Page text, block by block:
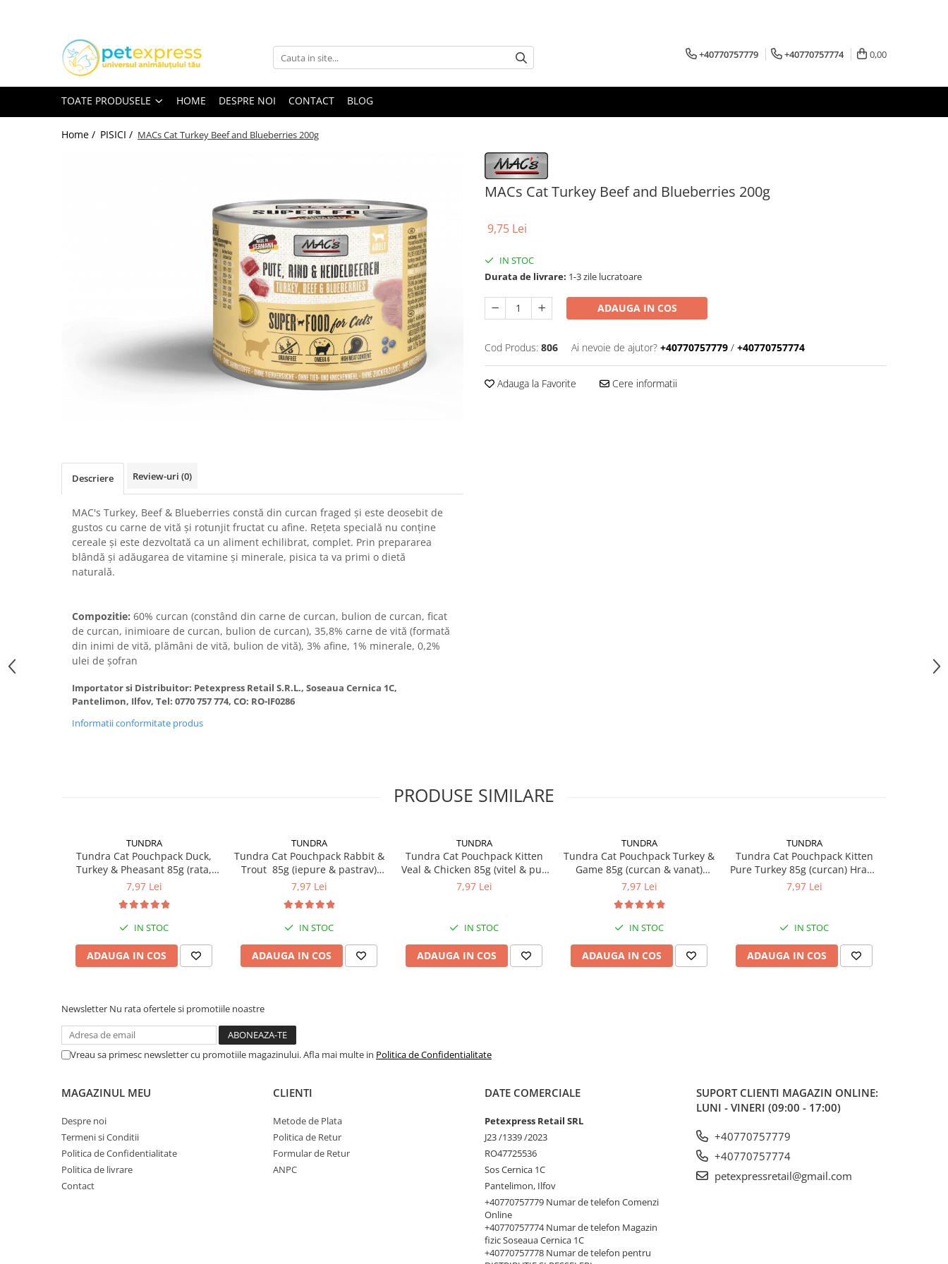
Toate Produsele
Diete
HRANA UMEDA
RECOMPENSE
SUPLIMENTE
PASARI EXOTICE
Donatii hrana
petexpress PLUS+
VANZARE RAPIDA
+40770757779 +40770757774 0,00
TOATE PRODUSELE HOME DESPRE NOI CONTACT BLOG
Home / PISICI / MACs Cat Turkey Beef and Blueberries 200g
MACs Cat Turkey Beef and Blueberries 200g
9,75 Lei
IN STOC
Durata de livrare: 1-3 zile lucratoare
ADAUGA IN COS
Cod Produs: 806 Ai nevoie de ajutor? +40770757779 / +40770757774
Adauga la Favorite Cere informatii
Descriere Review-uri (0)
MAC's Turkey, Beef & Blueberries constă din curcan fraged și este deosebit de
gustos cu carne de vită și rotunjit fructat cu afine. Rețeta specială nu conține
cereale și este dezvoltată ca un aliment echilibrat, complet. Prin prepararea
blândă și adăugarea de vitamine și minerale, pisica ta va primi o dietă
naturală.
Compozitie: 60% curcan (constând din carne de curcan, bulion de curcan, ficat
de curcan, inimioare de curcan, bulion de curcan), 35,8% carne de vită (formată
din inimi de vită, plămâni de vită, bulion de vită), 3% afine, 1% minerale, 0,2%
ulei de șofran
Importator si Distribuitor: Petexpress Retail S.R.L., Soseaua Cernica 1C,
Pantelimon, Ilfov, Tel: 0770 757 774, CO: RO-IF0286
Informatii conformitate produs
PRODUSE SIMILARE
TUNDRA
Tundra Cat Pouchpack Duck,
Turkey & Pheasant 85g (rata,
curcan & fazan) Hrana Umeda
7,97 Lei
IN STOC
ADAUGA IN COS
TUNDRA
Tundra Cat Pouchpack Rabbit &
Trout 85g (iepure & pastrav)
Hrana Umeda Pisici
7,97 Lei
IN STOC
ADAUGA IN COS
TUNDRA
Tundra Cat Pouchpack Kitten
Veal & Chicken 85g (vitel & pui)
Hrana Umeda Pisici
7,97 Lei
IN STOC
ADAUGA IN COS
TUNDRA
Tundra Cat Pouchpack Turkey &
Game 85g (curcan & vanat)
Hrana Umeda Pisici
7,97 Lei
IN STOC
ADAUGA IN COS
TUNDRA
Tundra Cat Pouchpack Kitten
Pure Turkey 85g (curcan) Hrana
Umeda Pisici
7,97 Lei
IN STOC
ADAUGA IN COS
Newsletter Nu rata ofertele si promotiile noastre
Vreau sa primesc newsletter cu promotiile magazinului. Afla mai multe in Politica de Confidentialitate
MAGAZINUL MEU
Despre noi
Termeni si Conditii
Politica de Confidentialitate
Politica de livrare
Contact
CLIENTI
Metode de Plata
Politica de Retur
Formular de Retur
ANPC
DATE COMERCIALE
Petexpress Retail SRL
J23 /1339 /2023
RO47725536
Sos Cernica 1C
Pantelimon, Ilfov
+40770757779 Numar de telefon Comenzi
Online
+40770757774 Numar de telefon Magazin
fizic Soseaua Cernica 1C
+40770757778 Numar de telefon pentru
SUPORT CLIENTI MAGAZIN ONLINE:
LUNI - VINERI (09:00 - 17:00)
+40770757779
+40770757774
petexpressretail@gmail.com